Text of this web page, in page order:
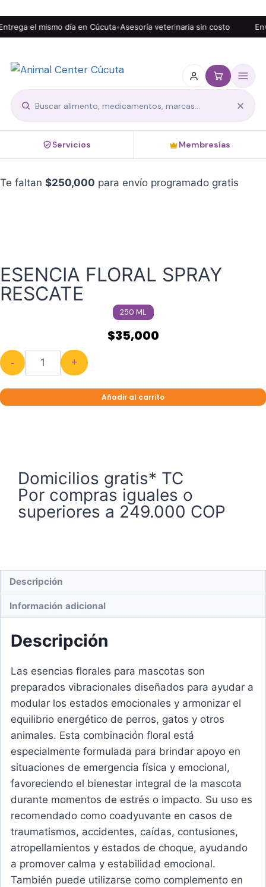
el mismo día en Cúcuta•Asesoría veterinaria sin costo
Servicios Membresías
Te faltan $250,000 para envío programado gratis
ESENCIA FLORAL SPRAY
RESCATE
250 ML
$35,000
- +
Añadir al carrito
Domicilios gratis* TC
Por compras iguales o
superiores a 249.000 COP
Descripción
Información adicional
Descripción
Las esencias florales para mascotas son
preparados vibracionales diseñados para ayudar a
modular los estados emocionales y armonizar el
equilibrio energético de perros, gatos y otros
animales. Esta combinación floral está
especialmente formulada para brindar apoyo en
situaciones de emergencia física y emocional,
favoreciendo el bienestar integral de la mascota
durante momentos de estrés o impacto. Su uso es
recomendado como coadyuvante en casos de
traumatismos, accidentes, caídas, contusiones,
atropellamientos y estados de choque, ayudando
a promover calma y estabilidad emocional.
También puede utilizarse como complemento en